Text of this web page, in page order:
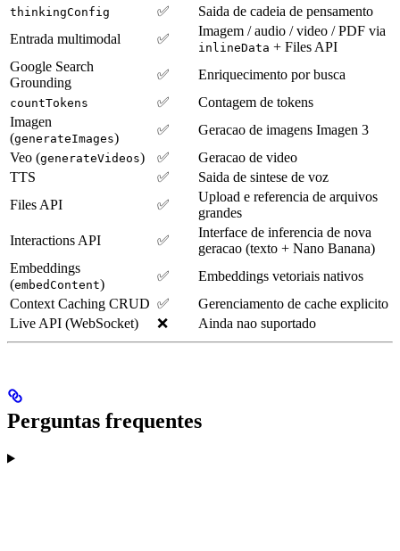
thinkingConfig
✅
Saida de cadeia de pensamento
Entrada multimodal
✅
Imagem / audio / video / PDF via
inlineData + Files API
Google Search
Grounding
✅ Enriquecimento por busca
countTokens ✅
Contagem de tokens
Imagen
(generateImages)
✅
Geracao de imagens Imagen 3
Veo (generateVideos) ✅
Geracao de video
TTS
✅
Saida de sintese de voz
Files API
✅
Upload e referencia de arquivos
grandes
Interactions API
✅
Interface de inferencia de nova
geracao (texto + Nano Banana)
Embeddings
(embedContent)
✅
Embeddings vetoriais nativos
Context Caching CRUD ✅
Gerenciamento de cache explicito
Live API (WebSocket)
❌ Ainda nao suportado
Perguntas frequentes